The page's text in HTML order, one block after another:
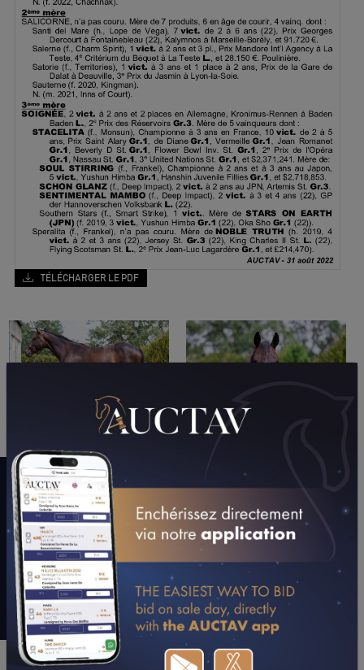
TÉLÉCHARGER LE PDF
LE MOT DE L’ENTOURAGE
"C’est un beau cheval. Ce n’est pas une famille qui a beaucoup
de chevaux d’obstacle mais avec Golden Horn, il a un physique
fait pour sauter."
Jean-Pierre Dubois
UPDATES (DEPUIS 25/06/2022)